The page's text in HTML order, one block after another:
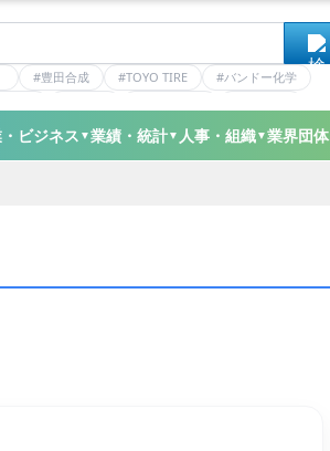
#豊田合成 #TOYO TIRE
#バンドー化学
ビジネス ▼業績・統計▼ 人事・組織▼業界団体